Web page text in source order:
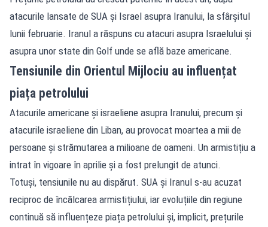
atacurile lansate de SUA și Israel asupra Iranului, la sfârșitul
lunii februarie. Iranul a răspuns cu atacuri asupra Israelului și
asupra unor state din Golf unde se află baze americane.
Tensiunile din Orientul Mijlociu au influențat
piața petrolului
Atacurile americane și israeliene asupra Iranului, precum și
atacurile israeliene din Liban, au provocat moartea a mii de
persoane și strămutarea a milioane de oameni. Un armistițiu a
intrat în vigoare în aprilie și a fost prelungit de atunci.
Totuși, tensiunile nu au dispărut. SUA și Iranul s-au acuzat
reciproc de încălcarea armistițiului, iar evoluțiile din regiune
continuă să influențeze piața petrolului și, implicit, prețurile